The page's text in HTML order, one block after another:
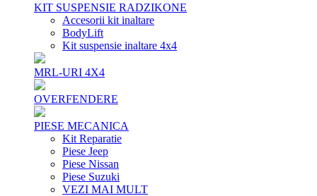
KIT SUSPENSIE RADZIKONE
Accesorii kit inaltare
BodyLift
Kit suspensie inaltare 4x4
MRL-URI 4X4
OVERFENDERE
PIESE MECANICA
Kit Reparatie
Piese Jeep
Piese Nissan
Piese Suzuki
VEZI MAI MULT